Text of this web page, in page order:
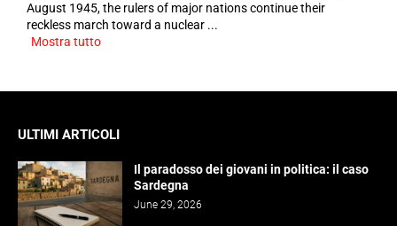
August 1945, the rulers of major nations continue their
reckless march toward a nuclear ...
Mostra tutto
ULTIMI ARTICOLI
Il paradosso dei giovani in politica: il caso
Sardegna
June 29, 2026